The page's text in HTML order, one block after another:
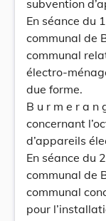
subvention
En séance du
communal de
communal
électro-
due forme.
B u r m e r a n
concernant
d’appareils
En séance du
communal de
communal
pour